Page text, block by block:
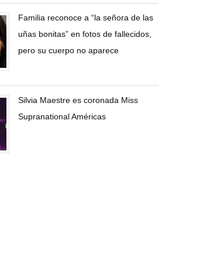
Familia reconoce a “la señora de las
uñas bonitas” en fotos de fallecidos,
pero su cuerpo no aparece
Silvia Maestre es coronada Miss
Supranational Américas